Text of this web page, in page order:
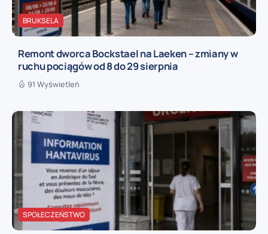
BRUKSELA
Remont dworca Bockstael na Laeken – zmiany w
ruchu pociągów od 8 do 29 sierpnia
91 Wyświetleń
SPOŁECZEŃSTWO